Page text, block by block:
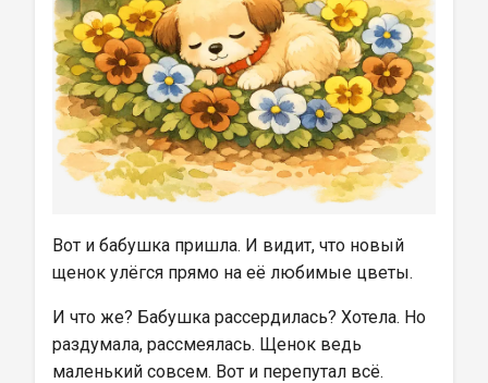
Вот и бабушка пришла. И видит, что новый
щенок улёгся прямо на её любимые цветы.
И что же? Бабушка рассердилась? Хотела. Но
раздумала, рассмеялась. Щенок ведь
маленький совсем. Вот и перепутал всё.